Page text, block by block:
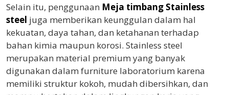
Selain itu, penggunaan Meja timbang Stainless
steel juga memberikan keunggulan dalam hal
kekuatan, daya tahan, dan ketahanan terhadap
bahan kimia maupun korosi. Stainless steel
merupakan material premium yang banyak
digunakan dalam furniture laboratorium karena
memiliki struktur kokoh, mudah dibersihkan, dan